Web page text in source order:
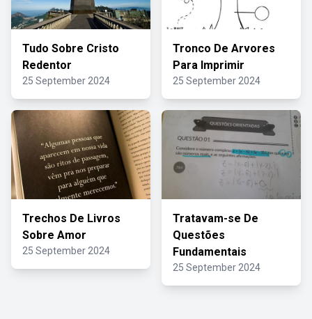
Tudo Sobre Cristo
Redentor
25 September 2024
Tronco De Arvores
Para Imprimir
25 September 2024
Trechos De Livros
Sobre Amor
25 September 2024
Tratavam-se De
Questões
Fundamentais
25 September 2024